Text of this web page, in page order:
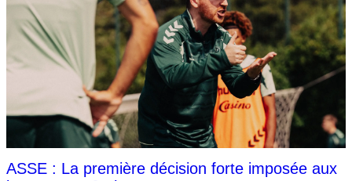
ASSE : La première décision forte imposée aux